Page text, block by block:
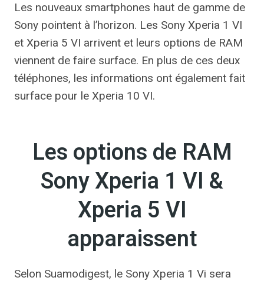
Les nouveaux smartphones haut de gamme de
Sony pointent à l’horizon. Les Sony Xperia 1 VI
et Xperia 5 VI arrivent et leurs options de RAM
viennent de faire surface. En plus de ces deux
téléphones, les informations ont également fait
surface pour le Xperia 10 VI.
Les options de RAM
Sony Xperia 1 VI &
Xperia 5 VI
apparaissent
Selon Suamodigest, le Sony Xperia 1 Vi sera